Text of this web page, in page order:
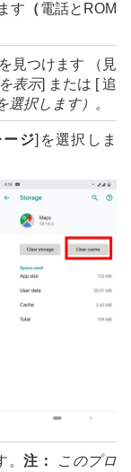
す （電話とROM
見つけます （見
表示] または [ 追
選択します）。
ージ]を選択しま
。注：
このプロ